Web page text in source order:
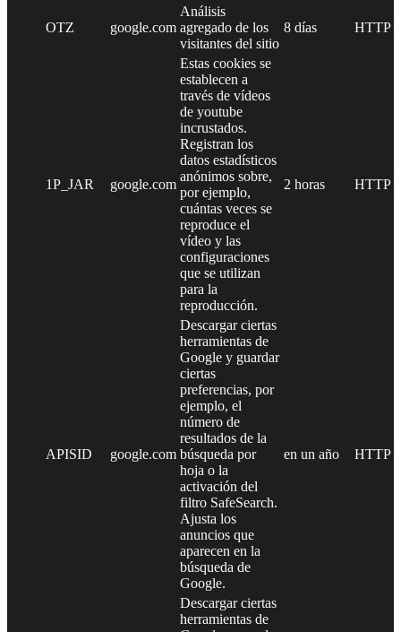
OTZ google.com
Análisis
agregado de los
visitantes del sitio
8 días HTTP
1P_JAR google.com
Estas cookies se
establecen a
través de vídeos
de youtube
incrustados.
Registran los
datos estadísticos
anónimos sobre,
por ejemplo,
cuántas veces se
reproduce el
vídeo y las
configuraciones
que se utilizan
para la
reproducción.
2 horas HTTP
APISID google.com
Descargar ciertas
herramientas de
Google y guardar
ciertas
preferencias, por
ejemplo, el
número de
resultados de la
búsqueda por
hoja o la
activación del
filtro SafeSearch.
Ajusta los
anuncios que
aparecen en la
búsqueda de
Google.
en un año HTTP
Descargar ciertas
herramientas de